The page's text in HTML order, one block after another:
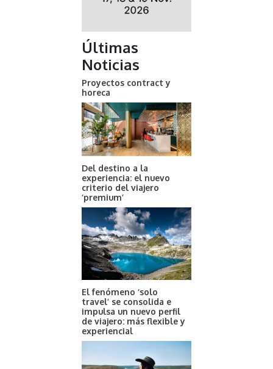
Últimas
Noticias
Proyectos contract y
horeca
Del destino a la
experiencia: el nuevo
criterio del viajero
‘premium’
El fenómeno ‘solo
travel’ se consolida e
impulsa un nuevo perfil
de viajero: más flexible y
experiencial